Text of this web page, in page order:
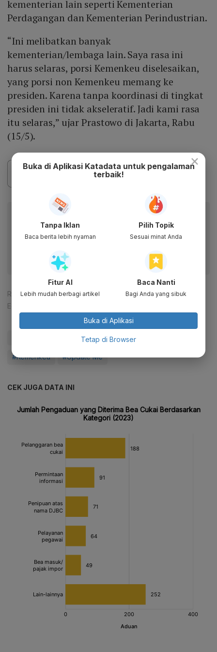
kementerian lain seperti Kementerian
Perdagangan dan Kementerian Perindustrian.
“Ini melibatkan banyak
kementerian/lembaga lain. Saya rasa ini
harus selaras, porsi Kemenkeu diselesaikan,
yang porsi non Kemenkeu memang ke
presiden. Karena tanpa koordinasi di tingkat
presiden ini tidak akseleratif. Jadi kami rasa
itu selaras,” ujar Prastowo di Jakarta, Rabu
(15/5).
Baca artikel ini lewat aplikasi mobile.
Dapatkan pengalaman membaca lebih nyaman dan nikmati
fitur menarik lainnya lewat aplikasi mobile Katadata.
Reporter: Zahwa Madjid
Editor:
#Enzy Storia
#Kemenkeu #Update Me
CEK JUGA DATA INI
×
Buka di Aplikasi Katadata untuk pengalaman
terbaik!
Tanpa Iklan
Baca berita lebih nyaman
Pilih Topik
Sesuai minat Anda
Fitur AI
Lebih mudah berbagi artikel
Baca Nanti
Bagi Anda yang sibuk
Buka di Aplikasi
Tetap di Browser